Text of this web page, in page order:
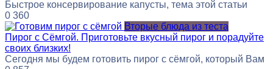
Быстрое консервирование капусты, тема этой статьи
0 360
Вторые блюда из теста
Пирог с Сёмгой. Приготовьте вкусный пирог и порадуйте
своих близких!
Сегодня мы будем готовить пирог с сёмгой, который Вам